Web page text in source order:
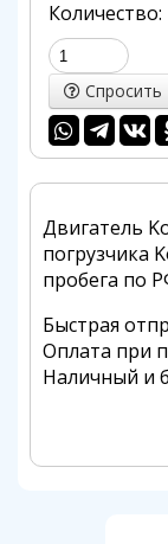
Количество:
Спросить
Двигатель
погрузчика
пробега по
Быстрая
Оплата при
Наличный и